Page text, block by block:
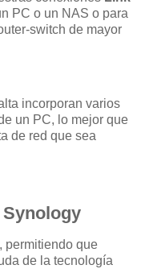
PC o un NAS o para
switch de mayor
incorporan varios
un PC, lo mejor que
de red que sea
permitiendo que
de la tecnología